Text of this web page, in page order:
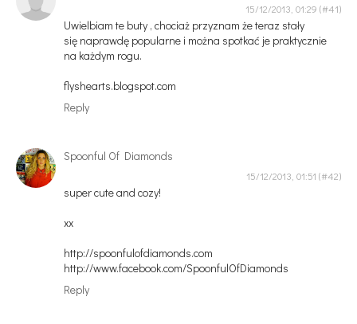
15/12/2013, 01:29
Uwielbiam te buty , chociaż przyznam że teraz stały
się naprawdę popularne i można spotkać je praktycznie
na każdym rogu.
flyshearts.blogspot.com
Reply
Spoonful Of Diamonds
15/12/2013, 01:51
super cute and cozy!
xx
http://spoonfulofdiamonds.com
http://www.facebook.com/SpoonfulOfDiamonds
Reply